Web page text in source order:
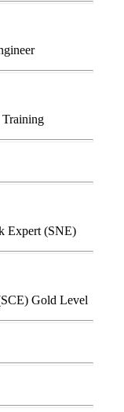
Expert (SNE)
Gold Level